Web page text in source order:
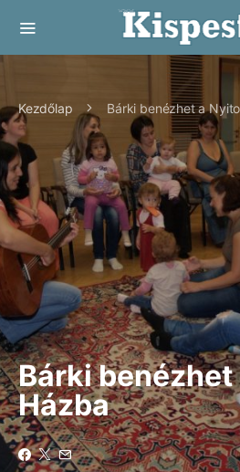
Kezdőlap Bárki benézhet a
Bárki
Házba